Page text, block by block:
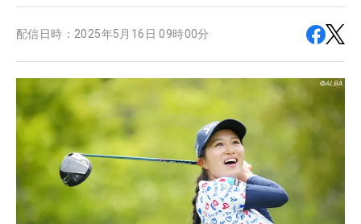
配信日時： 2025年5月16日 09時00分